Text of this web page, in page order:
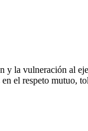
la vulneración al
el respeto mutuo,